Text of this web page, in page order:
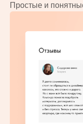
Простые и